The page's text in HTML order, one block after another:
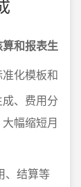
和报表生
化模板和
、费用分
幅缩短月
、结算等